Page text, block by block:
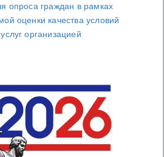
опроса граждан в рамках
оценки качества условий
организацией